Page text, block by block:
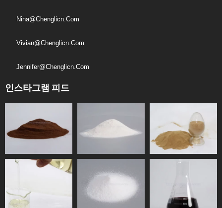
Nina@chenglicn.com
Vivian@chenglicn.com
Jennifer@chenglicn.com
인스타그램 피드